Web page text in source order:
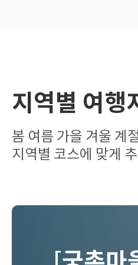
지역별 여행
봄 여름 가을 겨울 계
지역별 코스에 맞게
펼